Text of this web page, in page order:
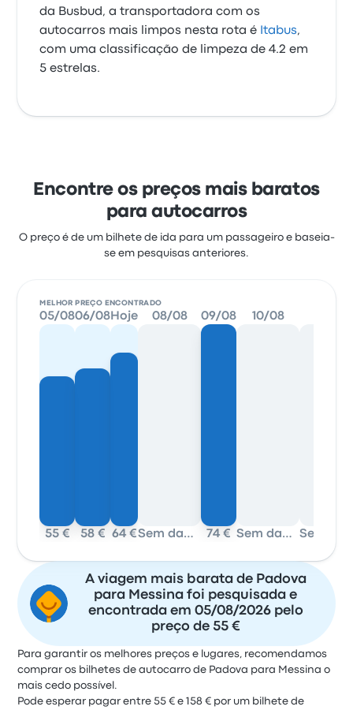
da Busbud, a transportadora com os
autocarros mais limpos nesta rota é Itabus,
com uma classificação de limpeza de 4.2 em
5 estrelas.
Encontre os preços mais baratos
para autocarros
O preço é de um bilhete de ida para um passageiro e baseia-
se em pesquisas anteriores.
MELHOR PREÇO ENCONTRADO
05/08
55 €
06/08
58 €
Hoje
64 €
08/08
Sem dados
09/08
74 €
10/08
Sem dados
A viagem mais barata de Padova
para Messina foi pesquisada e
encontrada em 05/08/2026 pelo
preço de 55 €
Para garantir os melhores preços e lugares, recomendamos
comprar os bilhetes de autocarro de Padova para Messina o
mais cedo possível.
Pode esperar pagar entre 55 € e 158 € por um bilhete de